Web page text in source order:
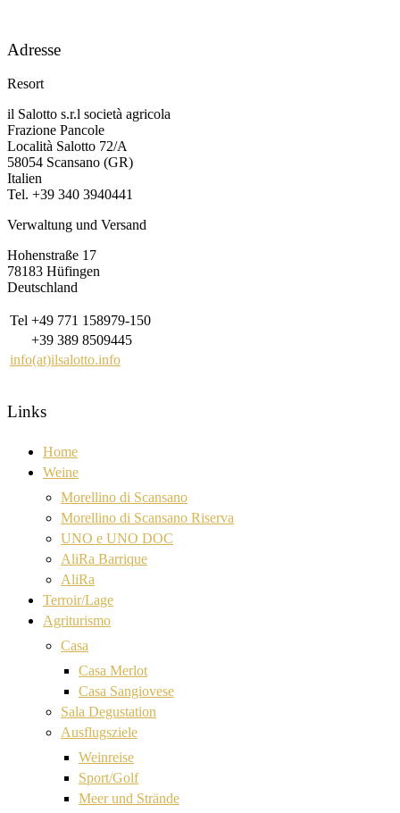
Adresse
Resort
il Salotto s.r.l società agricola
Frazione Pancole
Località Salotto 72/A
58054 Scansano (GR)
Italien
Tel. +39 340 3940441
Verwaltung und Versand
Hohenstraße 17
78183 Hüfingen
Deutschland
Tel +49 771 158979-150
+39 389 8509445
info(at)ilsalotto.info
Links
Home
Weine
Morellino di Scansano
Morellino di Scansano Riserva
UNO e UNO DOC
AliRa Barrique
AliRa
Terroir/Lage
Agriturismo
Casa
Casa Merlot
Casa Sangiovese
Sala Degustation
Ausflugsziele
Weinreise
Sport/Golf
Meer und Strände